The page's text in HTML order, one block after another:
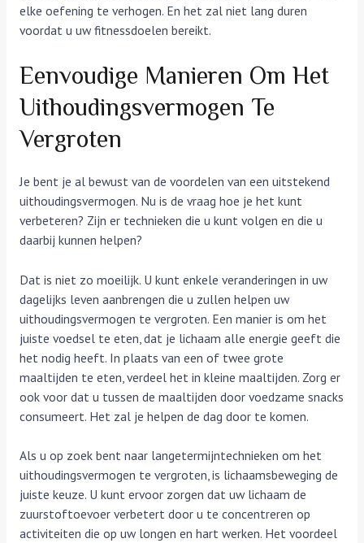
elke oefening te verhogen. En het zal niet lang duren
voordat u uw fitnessdoelen bereikt.
Eenvoudige Manieren Om Het
Uithoudingsvermogen Te
Vergroten
Je bent je al bewust van de voordelen van een uitstekend
uithoudingsvermogen. Nu is de vraag hoe je het kunt
verbeteren? Zijn er technieken die u kunt volgen en die u
daarbij kunnen helpen?
Dat is niet zo moeilijk. U kunt enkele veranderingen in uw
dagelijks leven aanbrengen die u zullen helpen uw
uithoudingsvermogen te vergroten. Een manier is om het
juiste voedsel te eten, dat je lichaam alle energie geeft die
het nodig heeft. In plaats van een of twee grote
maaltijden te eten, verdeel het in kleine maaltijden. Zorg er
ook voor dat u tussen de maaltijden door voedzame snacks
consumeert. Het zal je helpen de dag door te komen.
Als u op zoek bent naar langetermijntechnieken om het
uithoudingsvermogen te vergroten, is lichaamsbeweging de
juiste keuze. U kunt ervoor zorgen dat uw lichaam de
zuurstoftoevoer verbetert door u te concentreren op
activiteiten die op uw longen en hart werken. Het voordeel